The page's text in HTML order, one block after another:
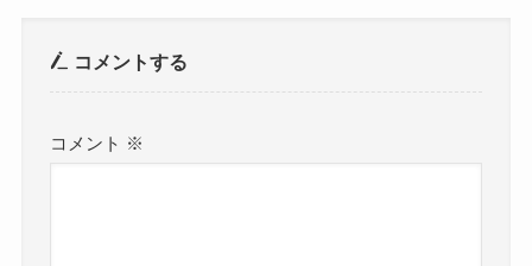
コメントする
コメント ※